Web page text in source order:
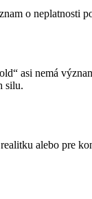
o
asi nemá
silu.
alebo pre